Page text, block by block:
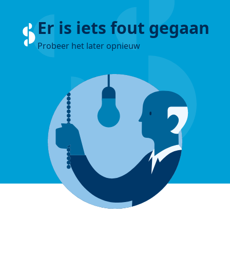
Er is iets fout gegaan
Probeer het later opnieuw